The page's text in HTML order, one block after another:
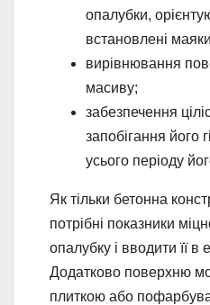
опалубки,
встановлені
вирівнювання
масиву;
забезпечення
запобігання його
усього періоду
Як тільки бетонна
потрібні показники
опалубку і вводити її в
Додатково поверхню
плиткою або